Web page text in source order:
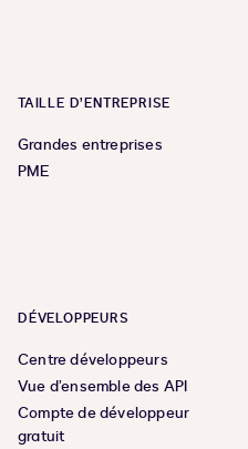
TAILLE D’ENTREPRISE
Grandes entreprises
PME
DÉVELOPPEURS
Centre développeurs
Vue d’ensemble des API
Compte de développeur
gratuit